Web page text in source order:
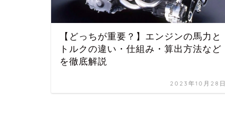
【どっちが重要？】エンジンの馬力と
トルクの違い・仕組み・算出方法など
を徹底解説
2023年10月28日